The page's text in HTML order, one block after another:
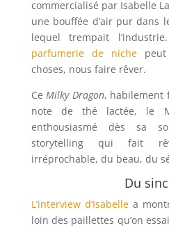
commercialisé par Isabelle
une bouffée d’air pur dans
lequel trempait
parfumerie de nichepeut
choses, nous faire rêver.
Ce Milky Dragon, habilement
note de thé lactée, le
enthousiasmé dès sa
storytelling qui fait
irréprochable, du beau, du
Du
L’interview d’Isabellea
loin des paillettes qu’on